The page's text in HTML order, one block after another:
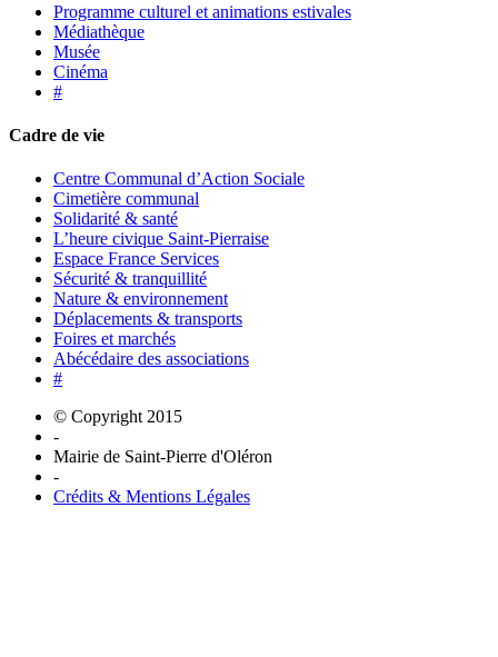
Programme culturel et animations estivales
Médiathèque
Musée
Cinéma
#
Cadre de vie
Centre Communal d’Action Sociale
Cimetière communal
Solidarité & santé
L’heure civique Saint-Pierraise
Espace France Services
Sécurité & tranquillité
Nature & environnement
Déplacements & transports
Foires et marchés
Abécédaire des associations
#
© Copyright 2015
-
Mairie de Saint-Pierre d'Oléron
-
Crédits & Mentions Légales